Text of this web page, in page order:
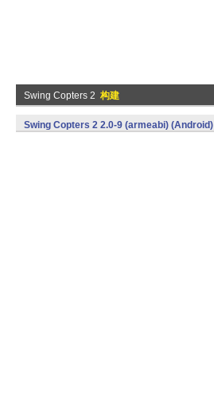
Swing Copters 2 构建
Swing Copters 2 2.0-9 (armeabi) (Android)